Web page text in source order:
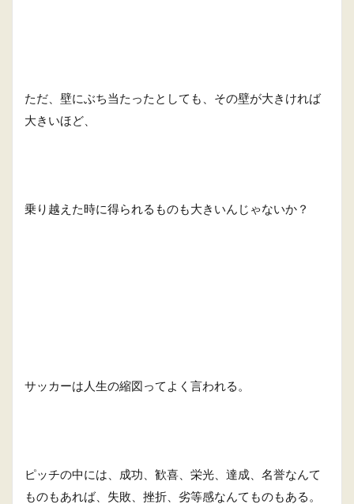
ただ、壁にぶち当たったとしても、その壁が大きければ
大きいほど、
乗り越えた時に得られるものも大きいんじゃないか？
サッカーは人生の縮図ってよく言われる。
ピッチの中には、成功、歓喜、栄光、達成、名誉なんて
ものもあれば、失敗、挫折、劣等感なんてものもある。